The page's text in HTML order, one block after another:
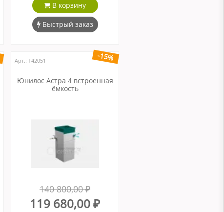
В корзину
Быстрый заказ
-15%
Арт.: Т42051
Юнилос Астра 4 встроенная
ёмкость
140 800,00 ₽
119 680,00 ₽